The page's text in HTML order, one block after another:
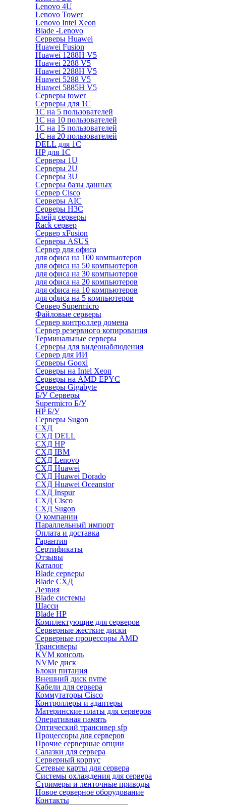
Lenovo 4U
Lenovo Tower
Lenovo Intel Xeon
Blade -Lenovo
Серверы Huawei
Huawei Fusion
Huawei 1288H V5
Huawei 2288 V5
Huawei 2288H V5
Huawei 5288 V5
Huawei 5885H V5
Серверы tower
Серверы для 1C
1С на 5 пользователей
1С на 10 пользователей
1С на 15 пользователей
1С на 20 пользователей
DELL для 1С
HP для 1С
Серверы 1U
Серверы 2U
Серверы 3U
Серверы базы данных
Сервер Cisco
Серверы AIC
Серверы H3C
Блейд серверы
Rack сервер
Сервер xFusion
Серверы ASUS
Сервер для офиса
для офиса на 100 компьютеров
для офиса на 50 компьютеров
для офиса на 30 компьютеров
для офиса на 20 компьютеров
для офиса на 10 компьютеров
для офиса на 5 компьютеров
Сервер Supermicro
Файловые серверы
Сервер контроллер домена
Сервер резервного копирования
Терминальные серверы
Серверы для видеонаблюдения
Сервер для ИИ
Серверы Gooxi
Серверы на Intel Xeon
Серверы на AMD EPYC
Серверы Gigabyte
Б/У Серверы
Supermicro Б/У
HP Б/У
Серверы Sugon
СХД
СХД DELL
СХД HP
СХД IBM
СХД Lenovo
СХД Huawei
СХД Huawei Dorado
СХД Huawei Oceanstor
СХД Inspur
СХД Cisco
СХД Sugon
О компании
Параллельный импорт
Оплата и доставка
Гарантия
Сертификаты
Отзывы
Каталог
Blade серверы
Blade СХД
Лезвия
Blade системы
Шасси
Blade HP
Комплектующие для серверов
Серверные жесткие диски
Серверные процессоры AMD
Трансиверы
KVM консоль
NVMe диск
Блоки питания
Внешний диск nvme
Кабели для сервера
Коммутаторы Cisco
Контроллеры и адаптеры
Материнские платы для серверов
Оперативная память
Оптический трансивер sfp
Процессоры для серверов
Прочие серверные опции
Салазки для сервера
Серверный корпус
Сетевые карты для сервера
Системы охлаждения для сервера
Стримеры и ленточные приводы
Новое серверное оборудование
Контакты